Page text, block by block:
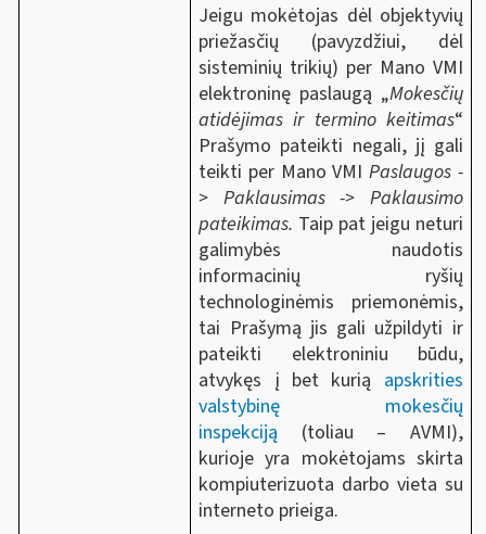
Jeigu mokėtojas dėl objektyvių
priežasčių (pavyzdžiui, dėl
sisteminių trikių) per Mano VMI
elektroninę paslaugą „Mokesčių
atidėjimas ir termino keitimas“
Prašymo pateikti negali, jį gali
teikti per Mano VMIPaslaugos -
> Paklausimas -> Paklausimo
pateikimas. Taip pat jeigu neturi
galimybės naudotis
informacinių ryšių
technologinėmis priemonėmis,
tai Prašymą jis gali užpildyti ir
pateikti elektroniniu būdu,
atvykęs į bet kurią apskrities
valstybinę mokesčių
inspekciją (toliau – AVMI),
kurioje yra mokėtojams skirta
kompiuterizuota darbo vieta su
interneto prieiga.